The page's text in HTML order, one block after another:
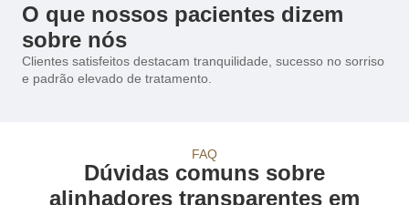
O que nossos pacientes dizem
sobre nós
Clientes satisfeitos destacam tranquilidade, sucesso no sorriso
e padrão elevado de tratamento.
FAQ
Dúvidas comuns sobre
alinhadores transparentes em